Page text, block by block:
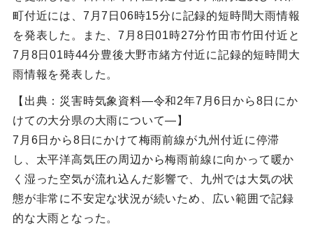
町付近には、7月7日06時15分に記録的短時間大雨情報
を発表した。また、7月8日01時27分竹田市竹田付近と
7月8日01時44分豊後大野市緒方付近に記録的短時間大
雨情報を発表した。
【出典：災害時気象資料―令和2年7月6日から8日にか
けての大分県の大雨について―】
7月6日から8日にかけて梅雨前線が九州付近に停滞
し、太平洋高気圧の周辺から梅雨前線に向かって暖か
く湿った空気が流れ込んだ影響で、九州では大気の状
態が非常に不安定な状況が続いため、広い範囲で記録
的な大雨となった。